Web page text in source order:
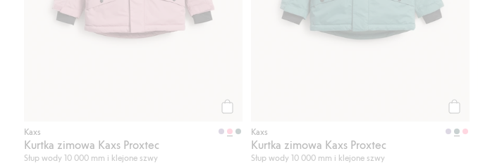
Kaxs
Kurtka zimowa Kaxs Proxtec
Słup wody 10 000 mm i klejone szwy
Kaxs
Kurtka zimowa Kaxs Proxtec
Słup wody 10 000 mm i klejone szwy